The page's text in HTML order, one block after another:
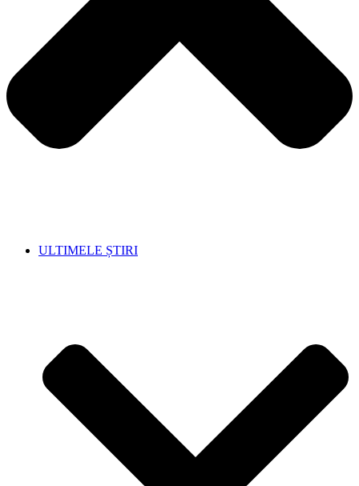
ULTIMELE ȘTIRI